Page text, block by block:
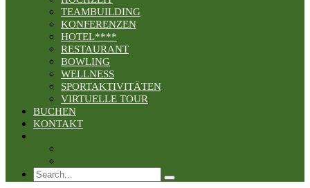
TEAMBUILDING
KONFERENZEN
HOTEL****
RESTAURANT
BOWLING
WELLNESS
SPORTAKTIVITÄTEN
VIRTUELLE TOUR
BUCHEN
KONTAKT